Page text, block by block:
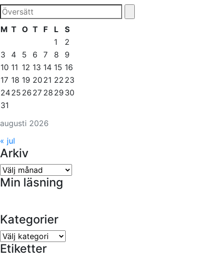
augusti 2026
M T O T F L
S
1
2
3
4 5 6 7 8
9
10 11 12 13 14 15 16
17 18 19 20 21 22 23
2425 26 27 28 29 30
31
« jul
Arkiv
Arkiv
Min läsning
Kategorier
Kategorier
Etiketter